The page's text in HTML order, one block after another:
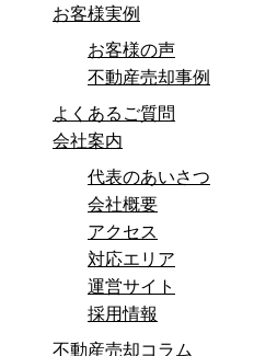
お客様実例
お客様の声
不動産売却事例
よくあるご質問
会社案内
代表のあいさつ
会社概要
アクセス
対応エリア
運営サイト
採用情報
不動産売却コラム